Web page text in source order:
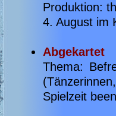
Produktion:
4. August im
Abgekartet
Thema:
Spielzeit